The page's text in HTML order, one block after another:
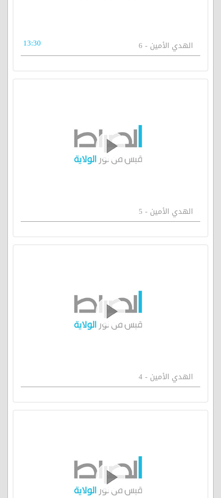
الهدي الأمين - 6 13:30
الهدي الأمين - 5
الهدي الأمين - 4